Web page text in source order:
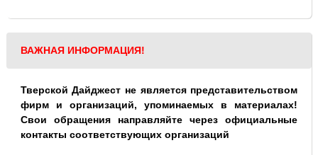
ВАЖНАЯ ИНФОРМАЦИЯ!
Тверской Дайджест не является представительством
фирм и организаций, упоминаемых в материалах!
Свои обращения направляйте через официальные
контакты соответствующих организаций